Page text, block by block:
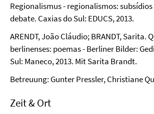
Regionalismus - regionalismos:
debate. Caxias do Sul: EDUCS, 2013.
ARENDT, João Cláudio; BRANDT, Sarita.
berlinenses: poemas -Berliner Bilder:
Sul: Maneco, 2013. Mit Sarita Brandt.
Betreuung: Gunter Pressler, Christiane
Zeit & Ort